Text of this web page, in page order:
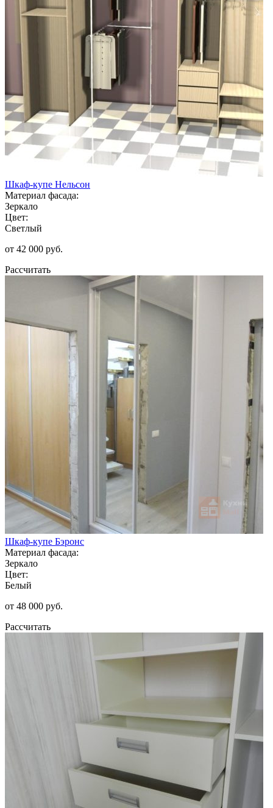
Шкаф-купе Нельсон
Материал фасада:
Зеркало
Цвет:
Светлый
от 42 000 руб.
Рассчитать
Шкаф-купе Бэронс
Материал фасада:
Зеркало
Цвет:
Белый
от 48 000 руб.
Рассчитать